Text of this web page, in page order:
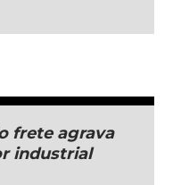
frete agrava
industrial